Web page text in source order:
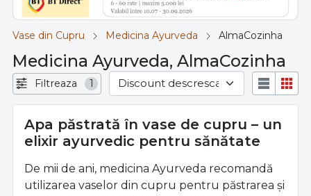
Vase din Cupru Medicina Ayurveda AlmaCozinha
Medicina Ayurveda, AlmaCozinha
Filtreaza 1
Apa păstrată în vase de cupru – un
elixir ayurvedic pentru sănătate
De mii de ani, medicina Ayurveda recomandă
utilizarea vaselor din cupru pentru păstrarea și